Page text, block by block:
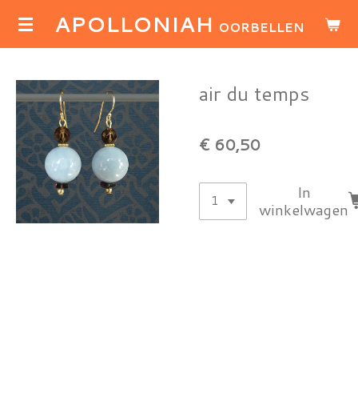
Ga
de
hoofdinhoud
APOLLONIAH OORBELLEN
air du temps
€ 60,50
In
winkelwagen